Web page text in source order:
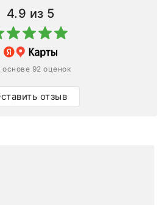
4.9 из 5
основе 92 оценок
отзыв